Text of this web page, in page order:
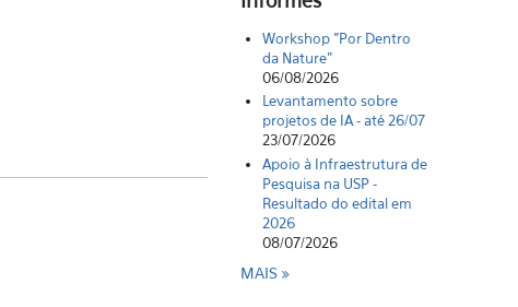
Workshop "Por Dentro
da Nature"
06/08/2026
Levantamento sobre
projetos de IA - até 26/07
23/07/2026
Apoio à Infraestrutura de
Pesquisa na USP -
Resultado do edital em
2026
08/07/2026
MAIS